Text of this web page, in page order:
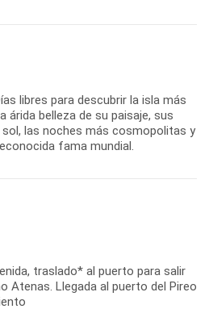
libres para descubrir la isla más
árida belleza de su paisaje, sus
las noches más cosmopolitas y
fama mundial.
traslado* al puerto para salir
Atenas. Llegada al puerto del Pireo